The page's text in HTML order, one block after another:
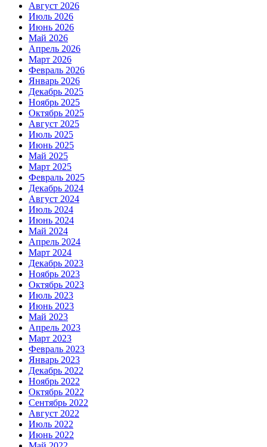
Август 2026
Июль 2026
Июнь 2026
Май 2026
Апрель 2026
Март 2026
Февраль 2026
Январь 2026
Декабрь 2025
Ноябрь 2025
Октябрь 2025
Август 2025
Июль 2025
Июнь 2025
Май 2025
Март 2025
Февраль 2025
Декабрь 2024
Август 2024
Июль 2024
Июнь 2024
Май 2024
Апрель 2024
Март 2024
Декабрь 2023
Ноябрь 2023
Октябрь 2023
Июль 2023
Июнь 2023
Май 2023
Апрель 2023
Март 2023
Февраль 2023
Январь 2023
Декабрь 2022
Ноябрь 2022
Октябрь 2022
Сентябрь 2022
Август 2022
Июль 2022
Июнь 2022